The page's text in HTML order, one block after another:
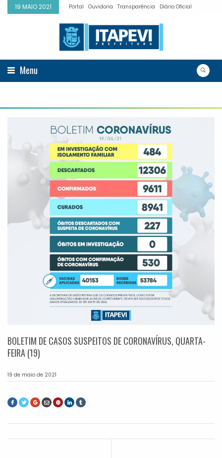
19 MAIO 2021 Portal Ouvidoria Transparência Diário Oficial
Menu
BOLETIM DE CASOS SUSPEITOS DE CORONAVÍRUS, QUARTA-
FEIRA (19)
19 de maio de 2021